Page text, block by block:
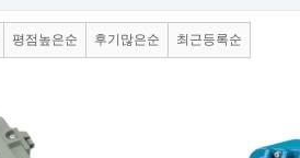
평점높은순 후기많은순 최근등록순